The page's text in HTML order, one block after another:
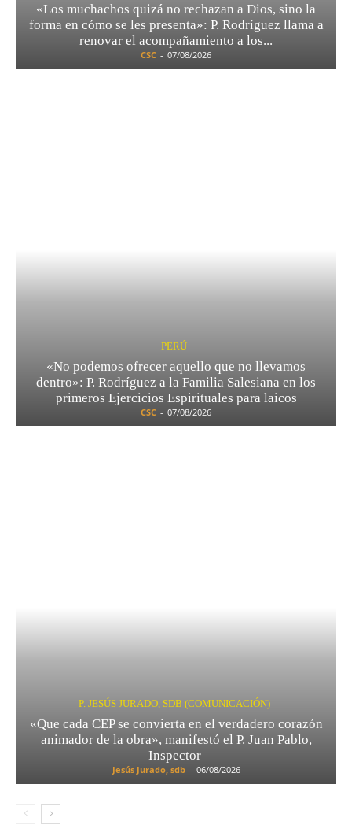
«Los muchachos quizá no rechazan a Dios, sino la
forma en cómo se les presenta»: P. Rodríguez llama a
renovar el acompañamiento a los...
CSC - 07/08/2026
PERÚ
«No podemos ofrecer aquello que no llevamos
dentro»: P. Rodríguez a la Familia Salesiana en los
primeros Ejercicios Espirituales para laicos
CSC - 07/08/2026
P. JESÚS JURADO, SDB (COMUNICACIÓN)
«Que cada CEP se convierta en el verdadero corazón
animador de la obra», manifestó el P. Juan Pablo,
Inspector
Jesús Jurado, sdb - 06/08/2026